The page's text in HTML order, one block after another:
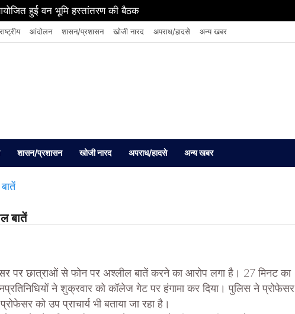
हुई वन भूमि हस्तांतरण की बैठक
राष्ट्रीय आंदोलन शासन/प्रशासन खोजी नारद अपराध/हादसे अन्य खबर
शासन/प्रशासन खोजी नारद अपराध/हादसे अन्य खबर
बातें
पर छात्राओं से फोन पर अश्लील बातें करने का आरोप लगा है। 27 मिनट का
ने शुक्रवार को कॉलेज गेट पर हंगामा कर दिया। पुलिस ने प्रोफेसर
को उप प्राचार्य भी बताया जा रहा है।